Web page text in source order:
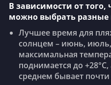
В зависимости от того,
можно выбрать разные
Лучшее время для
солнцем – июнь, июль,
максимальная
поднимается до
среднем бывает почти